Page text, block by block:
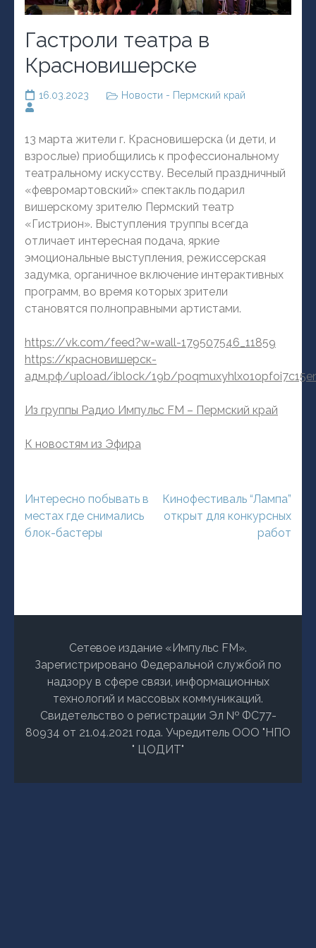
Гастроли театра в
Красновишерске
16.03.2023 Новости - Пермский край
13 марта жители г. Красновишерска (и дети, и
взрослые) приобщились к профессиональному
театральному искусству. Веселый праздничный
«февромартовский» спектакль подарил
вишерскому зрителю Пермский театр
«Гистрион». Выступления труппы всегда
отличает интересная подача, яркие
эмоциональные выступления, режиссерская
задумка, органичное включение интерактивных
программ, во время которых зрители
становятся полноправными артистами.
https://vk.com/feed?w=wall-179507546_11859
https://красновишерск-
адм.рф/upload/iblock/19b/
Из группы Радио Импульс FM – Пермский край
К новостям из Эфира
Навигация
по
записям
Интересно побывать в
местах где снимались
блок-бастеры
Кинофестиваль “Лампа”
открыт для конкурсных
работ
Сетевое издание «Импульс FM».
Зарегистрировано Федеральной службой по
надзору в сфере связи, информационных
технологий и массовых коммуникаций.
Свидетельство о регистрации Эл № ФС77-
80934 от 21.04.2021 года. Учредитель ООО "НПО
" ЦОДИТ"